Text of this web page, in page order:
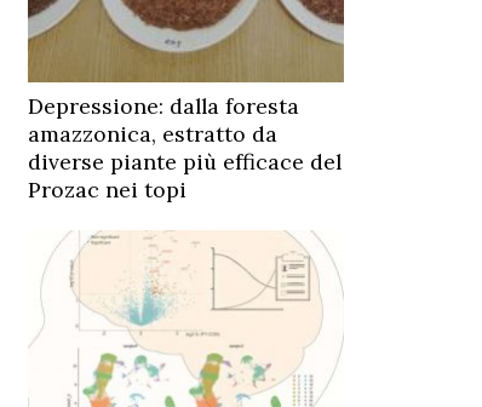
Depressione: dalla foresta
amazzonica, estratto da
diverse piante più efficace del
Prozac nei topi